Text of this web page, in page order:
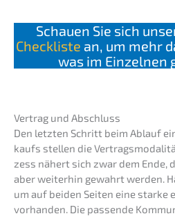
Schau­en Sie sich
Check­lis­te an, um mehr
was im Einzel­nen
Vertrag und Abschluss
Den letzten Schritt beim Ablauf
kaufs stellen die
zess nähert sich zwar dem
aber weiter­hin gewahrt werden.
um auf beiden Seiten eine starke
vorhan­den. Die passen­de